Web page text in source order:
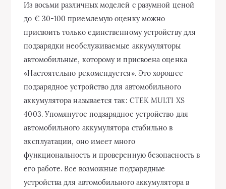
Из восьми различных моделей с разумной ценой
до € 30-100 приемлемую оценку можно
присвоить только единственному устройству для
подзарядки необслуживаемые аккумуляторы
автомобильные, которому и присвоена оценка
«Настоятельно рекомендуется». Это хорошее
подзарядное устройство для автомобильного
аккумулятора называется так: CTEK MULTI XS
4003. Упомянутое подзарядное устройство для
автомобильного аккумулятора стабильно в
эксплуатации, оно имеет много
функциональность и проверенную безопасность в
его работе. Все возможные подзарядные
устройства для автомобильного аккумулятора в